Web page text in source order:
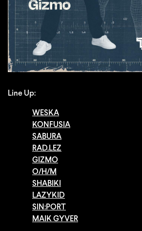
Line Up:
WESKA
KONFUSIA
SABURA
RAD.LEZ
GIZMO
O/H/M
SHABIKI
LAZYKID
SIN:PORT
MAIK GYVER